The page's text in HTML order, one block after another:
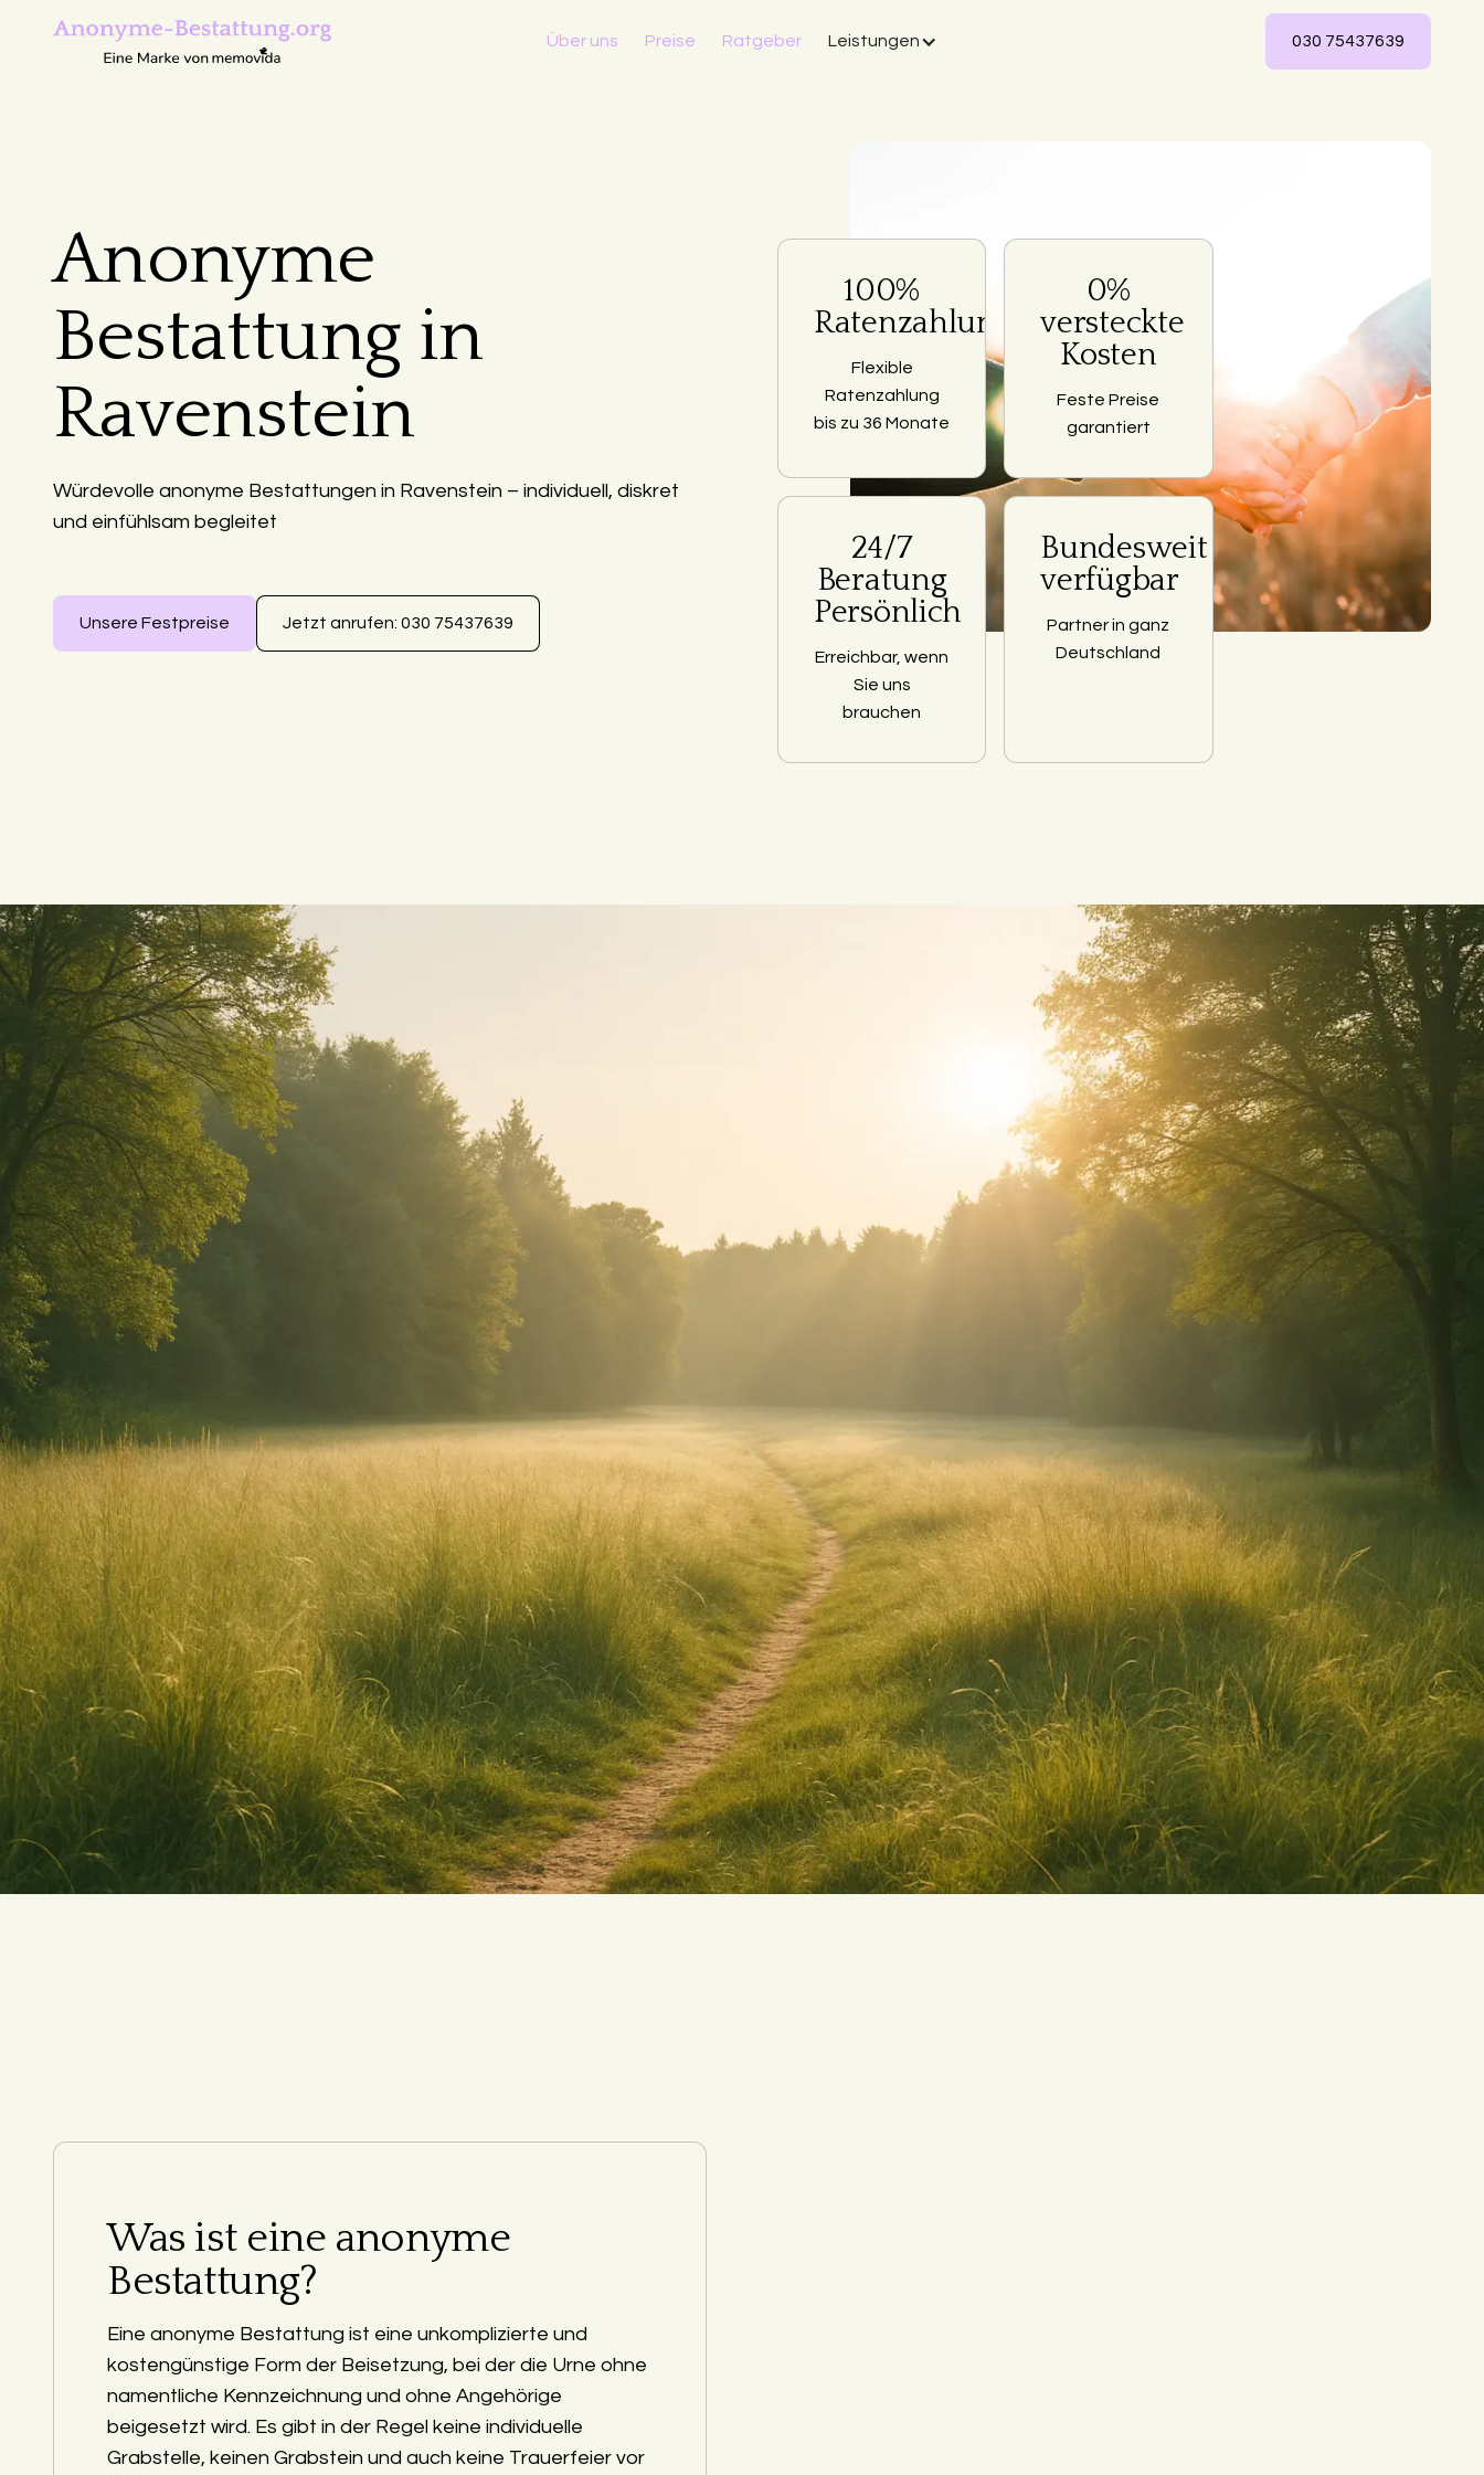
Über uns Preise Ratgeber Leistungen 030 75437639
Anonyme
Bestattung in
Ravenstein
Würdevolle anonyme Bestattungen in Ravenstein – individuell, diskret
und einfühlsam begleitet
Unsere Festpreise Jetzt anrufen: 030 75437639
100%
Ratenzahlung
Flexible
Ratenzahlung
bis zu 36 Monate
0%
versteckte
Kosten
Feste Preise
garantiert
24/7
Beratung
Persönlich
Erreichbar, wenn
Sie uns
brauchen
Bundesweit
verfügbar
Partner in ganz
Deutschland
Was ist eine anonyme
Bestattung?
Eine anonyme Bestattung ist eine unkomplizierte und
kostengünstige Form der Beisetzung, bei der die Urne ohne
namentliche Kennzeichnung und ohne Angehörige
beigesetzt wird. Es gibt in der Regel keine individuelle
Grabstelle, keinen Grabstein und auch keine Trauerfeier vor